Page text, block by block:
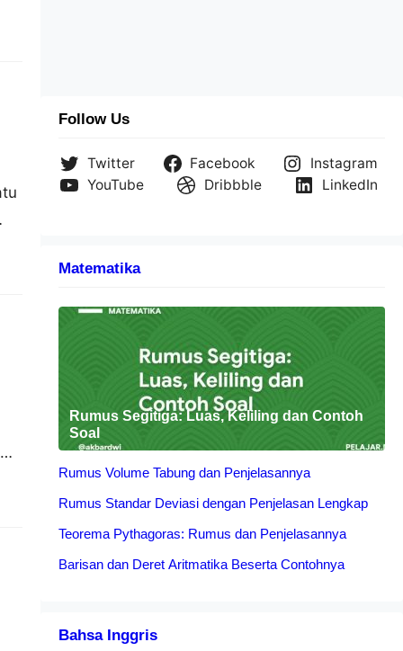
Follow Us
Twitter Facebook
Instagram
YouTube
Dribbble LinkedIn
Matematika
Rumus Segitiga: Luas, Keliling dan Contoh
Soal
Rumus Volume Tabung dan Penjelasannya
Rumus Standar Deviasi dengan Penjelasan Lengkap
Teorema Pythagoras: Rumus dan Penjelasannya
Barisan dan Deret Aritmatika Beserta Contohnya
Bahsa Inggris